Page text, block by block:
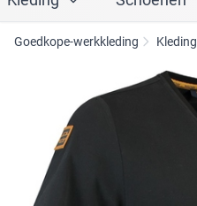
Goedkope-werkkleding Kleding